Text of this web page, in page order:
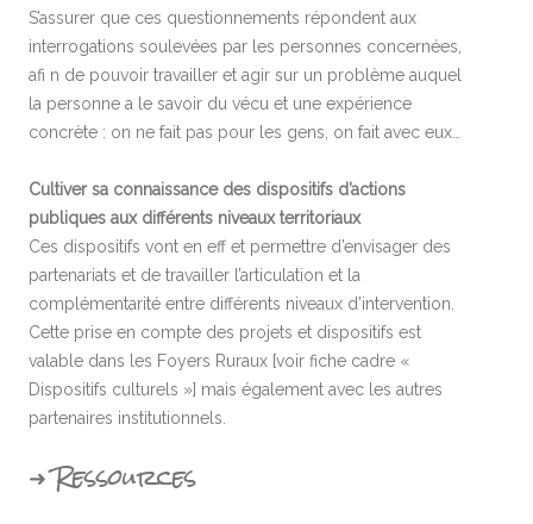
S’assurer que ces questionnements répondent aux
interrogations soulevées par les personnes concernées,
afi n de pouvoir travailler et agir sur un problème auquel
la personne a le savoir du vécu et une expérience
concrète : on ne fait pas pour les gens, on fait avec eux…
Cultiver sa connaissance des dispositifs d’actions
publiques aux différents niveaux territoriaux
Ces dispositifs vont en eff et permettre d’envisager des
partenariats et de travailler l’articulation et la
complémentarité entre différents niveaux d’intervention.
Cette prise en compte des projets et dispositifs est
valable dans les Foyers Ruraux [voir fiche cadre «
Dispositifs culturels »] mais également avec les autres
partenaires institutionnels.
➜ Ressources